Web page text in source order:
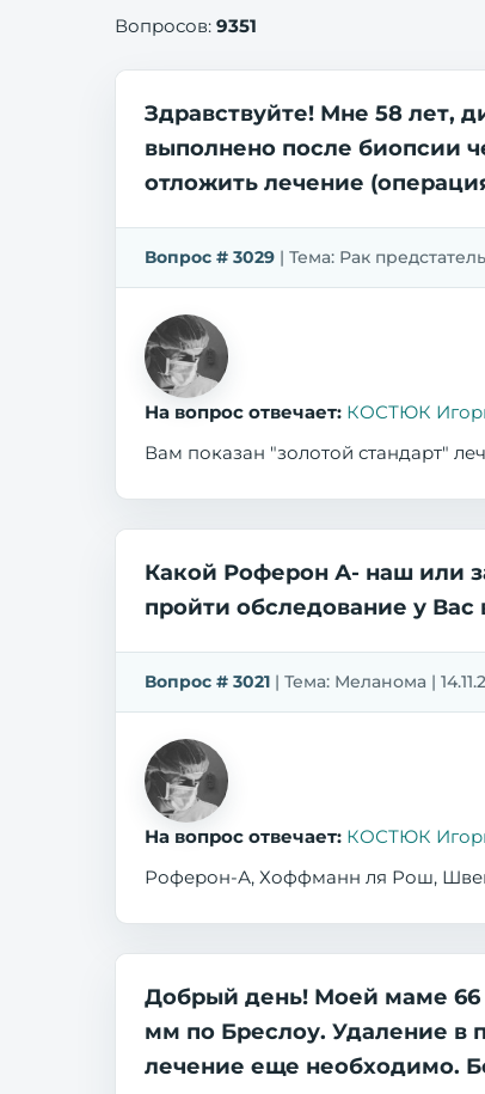
Вопросов: 9351
Здравствуйте! Мне 58 лет,
выполнено после биопсии
отложить лечение
Вопрос # 3029 | Тема: Рак
На вопрос отвечает: КОСТЮК
Вам показан "золотой стандарт"
Какой Роферон А- наш или
пройти обследование у Вас
Вопрос # 3021 | Тема: Меланома |
На вопрос отвечает: КОСТЮК
Роферон-А, Хоффманн ля Рош,
Добрый день! Моей маме 66
мм по Бреслоу. Удаление в
лечение еще необходимо.